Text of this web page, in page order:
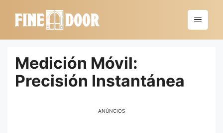
Menú
Medición Móvil:
Precisión Instantánea
ANÚNCIOS